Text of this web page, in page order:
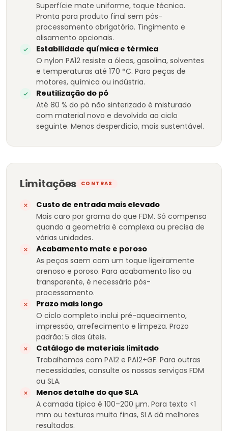
Superfície mate uniforme, toque técnico.
Pronta para produto final sem pós-
processamento obrigatório. Tingimento e
alisamento opcionais.
Estabilidade química e térmica
O nylon PA12 resiste a óleos, gasolina, solventes
e temperaturas até 170 °C. Para peças de
motores, química ou indústria.
Reutilização do pó
Até 80 % do pó não sinterizado é misturado
com material novo e devolvido ao ciclo
seguinte. Menos desperdício, mais sustentável.
Limitações CONTRAS
Custo de entrada mais elevado
Mais caro por grama do que FDM. Só compensa
quando a geometria é complexa ou precisa de
várias unidades.
Acabamento mate e poroso
As peças saem com um toque ligeiramente
arenoso e poroso. Para acabamento liso ou
transparente, é necessário pós-
processamento.
Prazo mais longo
O ciclo completo inclui pré-aquecimento,
impressão, arrefecimento e limpeza. Prazo
padrão: 5 dias úteis.
Catálogo de materiais limitado
Trabalhamos com PA12 e PA12+GF. Para outras
necessidades, consulte os nossos serviços FDM
ou SLA.
Menos detalhe do que SLA
A camada típica é 100–200 µm. Para texto <1
mm ou texturas muito finas, SLA dá melhores
resultados.